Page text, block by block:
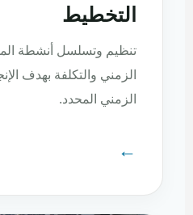
التخطيط
تنظيم وتسلسل أنشطة
الزمني والتكلفة بهدف
الزمني المحدد.
←